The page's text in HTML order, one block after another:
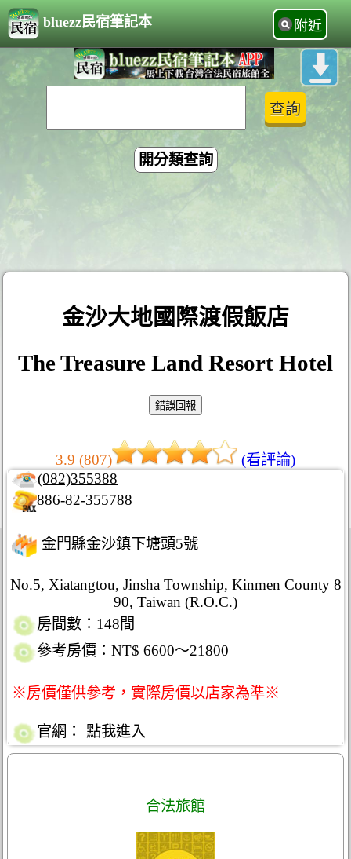
bluezz民宿筆記本 附近
開分類查詢
金沙大地國際渡假飯店
The Treasure Land Resort Hotel
3.9 (807)
(看評論)
(082)355388
886-82-355788
金門縣金沙鎮下塘頭5號
No.5, Xiatangtou, Jinsha Township, Kinmen County 8
90, Taiwan (R.O.C.)
房間數：148間
參考房價：NT$ 6600～21800
※房價僅供參考，實際房價以店家為準※
官網： 點我進入
合法旅館